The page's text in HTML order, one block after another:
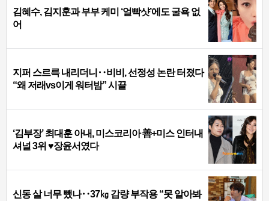
김혜수, 김지훈과 부부 케미 ‘얼빡샷’에도 굴욕 없
어
지퍼 스르륵 내리더니‥비비, 선정성 논란 터졌다
“왜 저래vs이게 워터밤” 시끌
‘김부장’ 최대훈 아내, 미스코리아 善+미스 인터내
셔널 3위 ♥장윤서였다
신동 살 너무 뺐나‥37㎏ 감량 부작용 “못 알아봐